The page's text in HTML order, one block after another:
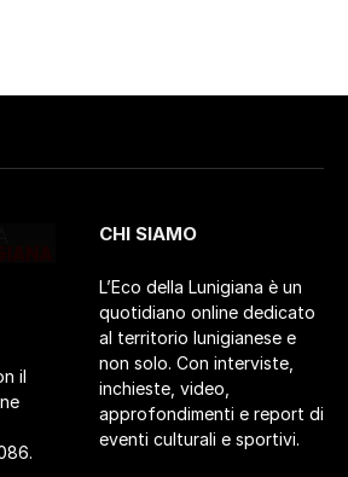
il
CHI SIAMO
L’Eco della Lunigiana è un
quotidiano online dedicato
al territorio lunigianese e
non solo. Con interviste,
inchieste, video,
approfondimenti e report di
eventi culturali e sportivi.